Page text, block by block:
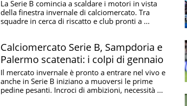
La Serie B comincia a scaldare i motori in vista
della finestra invernale di calciomercato. Tra
squadre in cerca di riscatto e club pronti a ...
Calciomercato Serie B, Sampdoria e
Palermo scatenati: i colpi di gennaio
Il mercato invernale è pronto a entrare nel vivo e
anche in Serie B iniziano a muoversi le prime
pedine pesanti. Incroci di ambizioni, necessità ...